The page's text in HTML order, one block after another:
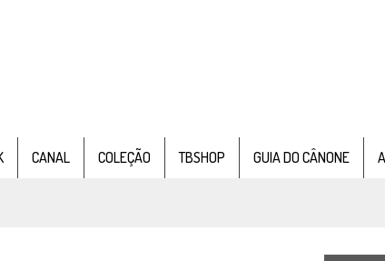
CANAL COLEÇÃO TBSHOP GUIA DO CÂNONE